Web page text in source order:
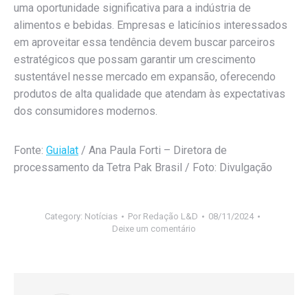
uma oportunidade significativa para a indústria de
alimentos e bebidas. Empresas e laticínios interessados
em aproveitar essa tendência devem buscar parceiros
estratégicos que possam garantir um crescimento
sustentável nesse mercado em expansão, oferecendo
produtos de alta qualidade que atendam às expectativas
dos consumidores modernos.
Fonte: Guialat / Ana Paula Forti – Diretora de
processamento da Tetra Pak Brasil / Foto: Divulgação
Category: Notícias Por Redação L&D
08/11/2024
Deixe um comentário